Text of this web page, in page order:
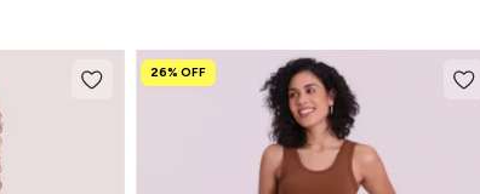
26% OFF